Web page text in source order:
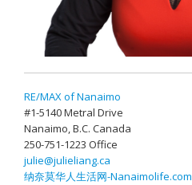
RE/MAX of Nanaimo
#1-5140 Metral Drive
Nanaimo, B.C. Canada
250-751-1223 Office
julie@julieliang.ca
纳奈莫华人生活网-Nanaimolife.com